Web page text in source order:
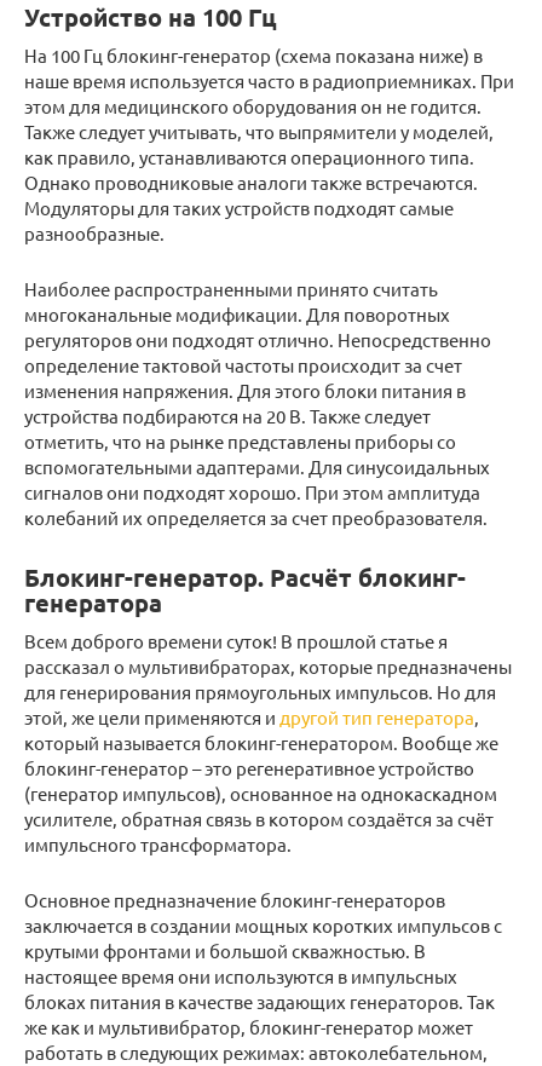
Устройство на 100 Гц
На 100 Гц блокинг-генератор (схема показана ниже) в
наше время используется часто в радиоприемниках. При
этом для медицинского оборудования он не годится.
Также следует учитывать, что выпрямители у моделей,
как правило, устанавливаются операционного типа.
Однако проводниковые аналоги также встречаются.
Модуляторы для таких устройств подходят самые
разнообразные.
Наиболее распространенными принято считать
многоканальные модификации. Для поворотных
регуляторов они подходят отлично. Непосредственно
определение тактовой частоты происходит за счет
изменения напряжения. Для этого блоки питания в
устройства подбираются на 20 В. Также следует
отметить, что на рынке представлены приборы со
вспомогательными адаптерами. Для синусоидальных
сигналов они подходят хорошо. При этом амплитуда
колебаний их определяется за счет преобразователя.
Блокинг-генератор. Расчёт блокинг-
генератора
Всем доброго времени суток! В прошлой статье я
рассказал о мультивибраторах, которые предназначены
для генерирования прямоугольных импульсов. Но для
этой, же цели применяются и другой тип генератора
который называется блокинг-генератором. Вообще же
блокинг-генератор – это регенеративное устройство
(генератор импульсов), основанное на однокаскадном
усилителе, обратная связь в котором создаётся за счёт
импульсного трансформатора.
Основное предназначение блокинг-генераторов
заключается в создании мощных коротких импульсов с
крутыми фронтами и большой скважностью. В
настоящее время они используются в импульсных
блоках питания в качестве задающих генераторов. Так
же как и мультивибратор, блокинг-генератор может
работать в следующих режимах: автоколебательном,